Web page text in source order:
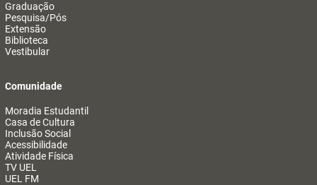
Graduação
Pesquisa/Pós
Extensão
Biblioteca
Vestibular
Comunidade
Moradia Estudantil
Casa de Cultura
Inclusão Social
Acessibilidade
Atividade Física
TV UEL
UEL FM